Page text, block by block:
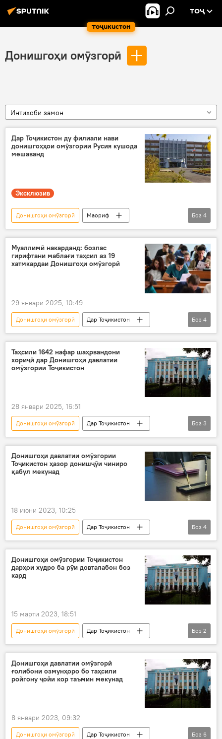
Тоҷикистон
ТОҶ
Донишгоҳи омӯзгорӣ
Интихоби замон
Дар Тоҷикистон ду филиали нави
донишгоҳҳои омӯзгории Русия кушода
мешаванд
Эксклюзив
Донишгоҳи омӯзгорӣ
Маориф
Сафари Владимир Путин ба Тоҷикистон
Дар Тоҷикистон
Душанбе Кӯлоб
Боз 4
Муаллимӣ накарданд: бозпас
гирифтани маблағи таҳсил аз 19
хатмкардаи Донишгоҳи омӯзгорӣ
29 январи 2025, 10:49
Донишгоҳи омӯзгорӣ
Дар Тоҷикистон
Маориф
омӯзгор
кор
Боз 4
Таҳсили 1642 нафар шаҳрвандони
хориҷӣ дар Донишгоҳи давлатии
омӯзгории Тоҷикистон
28 январи 2025, 16:51
Донишгоҳи омӯзгорӣ
Дар Тоҷикистон
шаҳрвандони хориҷӣ
таҳсил
Боз 3
Донишгоҳи давлатии омӯзгории
Тоҷикистон ҳазор донишҷӯи чиниро
қабул мекунад
18 июни 2023, 10:25
Донишгоҳи омӯзгорӣ
Дар Тоҷикистон
Чин
ҳамкорӣ
донишҷӯён
Маориф
Боз 4
Донишгоҳи омӯзгории Тоҷикистон
дарҳои худро ба рӯи довталабон боз
кард
15 марти 2023, 18:51
Донишгоҳи омӯзгорӣ
Дар Тоҷикистон
Маориф
довталабон
Боз 2
Донишгоҳи давлатии омӯзгорӣ
ғолибони озмунҳоро бо таҳсили
ройгону ҷойи кор таъмин мекунад
8 январи 2023, 09:32
Донишгоҳи омӯзгорӣ
Дар Тоҷикистон
Боз 6